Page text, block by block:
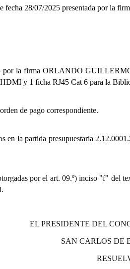
fecha 28/07/2025 presentada por la
por la firmaORLANDO
y 1 ficha RJ45 Cat 6 para la
de pago correspondiente.
en la partida presupuestaria
por el art. 09.º) inciso "f" del
EL PRESIDENTE DEL
SAN CARLOS DE